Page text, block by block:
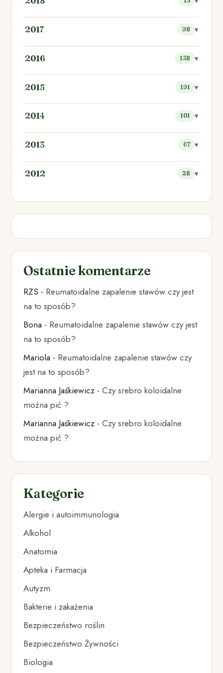
2017 98
2016 138
2015 191
2014 101
2013 67
2012 28
Ostatnie komentarze
RZS - Reumatoidalne zapalenie stawów czy jest
na to sposób?
Bona - Reumatoidalne zapalenie stawów czy jest
na to sposób?
Mariola - Reumatoidalne zapalenie stawów czy
jest na to sposób?
Marianna Jaśkiewicz -Czy srebro koloidalne
można pić ?
Marianna Jaśkiewicz -Czy srebro koloidalne
można pić ?
Kategorie
Alergie i autoimmunologia
Alkohol
Anatomia
Apteka i Farmacja
Autyzm
Bakterie i zakażenia
Bezpieczeństwo roślin
Bezpieczeństwo Żywności
Biologia